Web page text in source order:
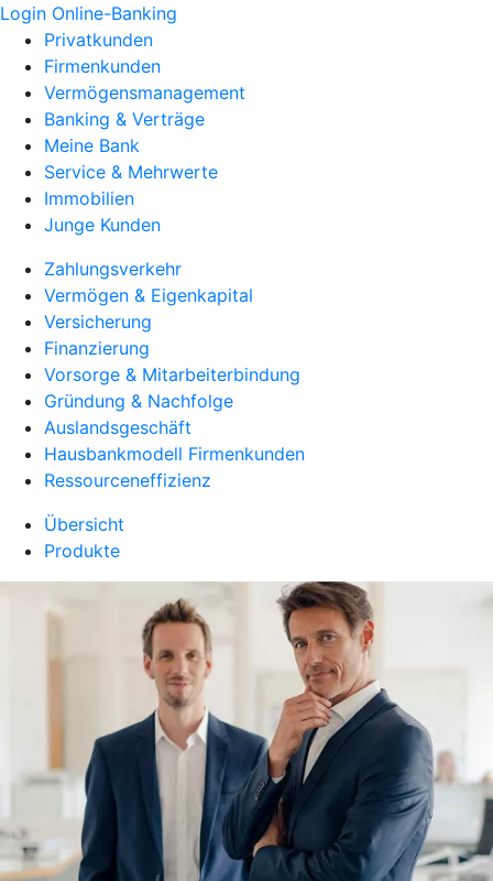
Login Online-Banking
Privatkunden
Firmenkunden
Vermögensmanagement
Banking & Verträge
Meine Bank
Service & Mehrwerte
Immobilien
Junge Kunden
Zahlungsverkehr
Vermögen & Eigenkapital
Versicherung
Finanzierung
Vorsorge & Mitarbeiterbindung
Gründung & Nachfolge
Auslandsgeschäft
Hausbankmodell Firmenkunden
Ressourceneffizienz
Übersicht
Produkte